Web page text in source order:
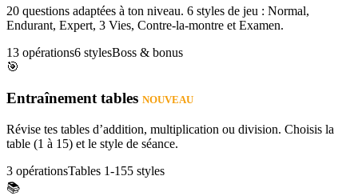
20 questions adaptées à ton niveau. 6 styles de jeu : Normal,
Endurant, Expert, 3 Vies, Contre-la-montre et Examen.
13 opérations6 stylesBoss & bonus
🎯
Entraînement tables NOUVEAU
Révise tes tables d’addition, multiplication ou division. Choisis la
table (1 à 15) et le style de séance.
3 opérationsTables 1-155 styles
📚